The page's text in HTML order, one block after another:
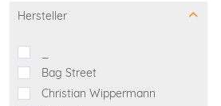
Hersteller
Bag Street
Christian Wippermann